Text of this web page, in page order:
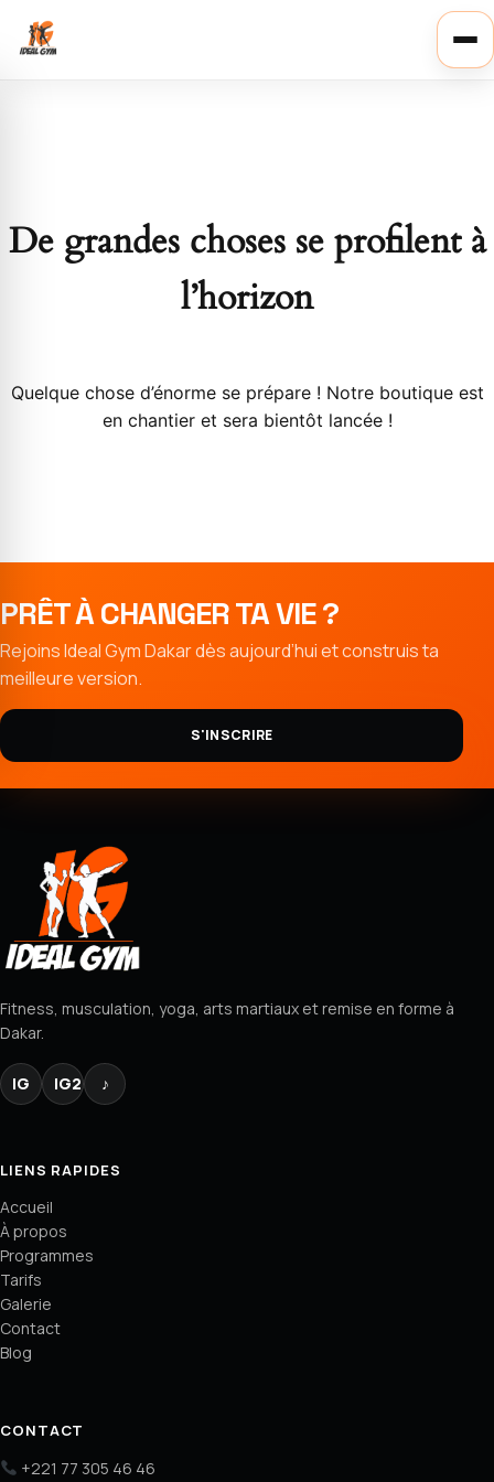
De grandes choses se profilent à
l’horizon
Quelque chose d’énorme se prépare ! Notre boutique est
en chantier et sera bientôt lancée !
PRÊT À CHANGER TA VIE ?
Rejoins Ideal Gym Dakar dès aujourd’hui et construis ta
meilleure version.
S'INSCRIRE
Fitness, musculation, yoga, arts martiaux et remise en forme à
Dakar.
IG IG2 ♪
LIENS RAPIDES
Accueil
À propos
Programmes
Tarifs
Galerie
Contact
Blog
CONTACT
+221 77 305 46 46